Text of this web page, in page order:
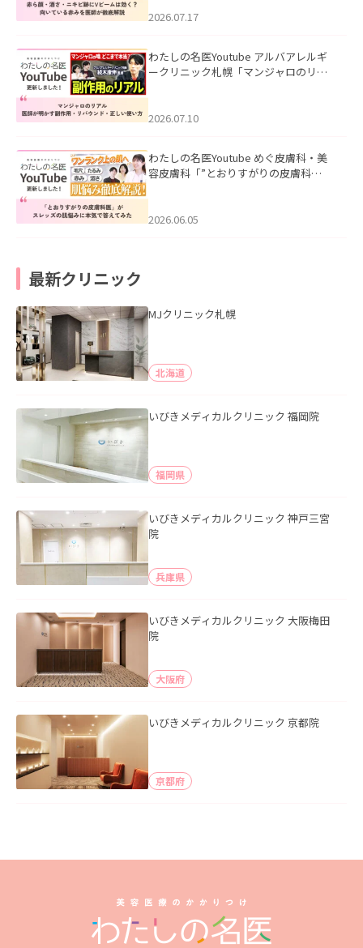
した。
2026.07.17
わたしの名医Youtube アルバアレルギ
ークリニック札幌「マンジャロのリア
た。
2026.07.10
わたしの名医Youtube めぐ皮膚科・美
容皮膚科「”とおりすがりの皮膚科
2026.06.05
最新クリニック
MJクリニック札幌
北海道
いびきメディカルクリニック 福岡院
福岡県
いびきメディカルクリニック 神戸三宮
院
兵庫県
いびきメディカルクリニック 大阪梅田
院
大阪府
いびきメディカルクリニック 京都院
京都府